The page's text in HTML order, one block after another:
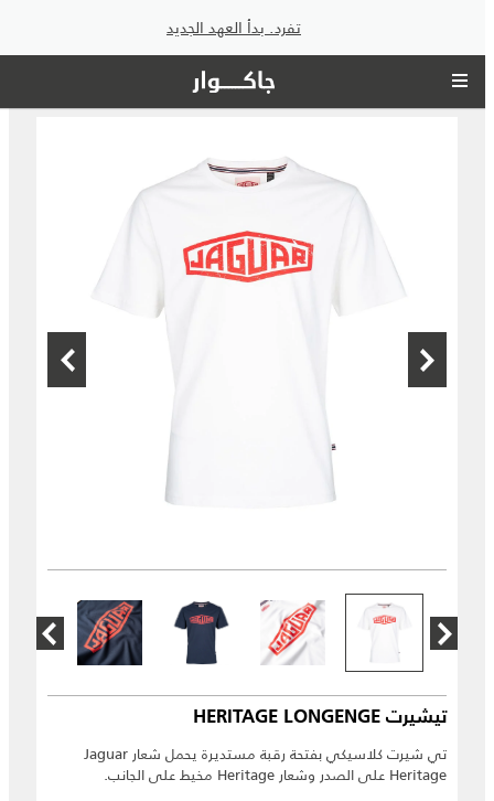
تفرد. بدأ العهد الجديد
تيشيرت HERITAGE LONGENGE
تي شيرت كلاسيكي بفتحة رقبة مستديرة يحمل شعار Jaguar
Heritage على الصدر وشعار Heritage مخيط على الجانب.